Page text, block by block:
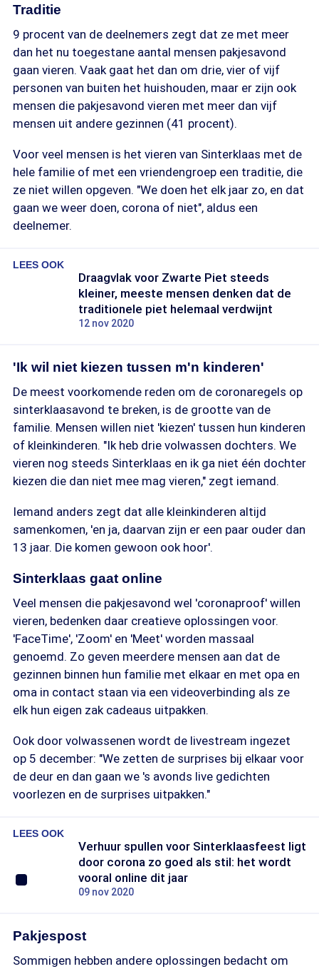
Traditie
9 procent van de deelnemers zegt dat ze met meer
dan het nu toegestane aantal mensen pakjesavond
gaan vieren. Vaak gaat het dan om drie, vier of vijf
personen van buiten het huishouden, maar er zijn ook
mensen die pakjesavond vieren met meer dan vijf
mensen uit andere gezinnen (41 procent).
Voor veel mensen is het vieren van Sinterklaas met de
hele familie of met een vriendengroep een traditie, die
ze niet willen opgeven. "We doen het elk jaar zo, en dat
gaan we weer doen, corona of niet", aldus een
deelnemer.
LEES OOK
Draagvlak voor Zwarte Piet steeds
kleiner, meeste mensen denken dat de
traditionele piet helemaal verdwijnt
12 nov 2020
'Ik wil niet kiezen tussen m'n kinderen'
De meest voorkomende reden om de coronaregels op
sinterklaasavond te breken, is de grootte van de
familie. Mensen willen niet 'kiezen' tussen hun kinderen
of kleinkinderen. "Ik heb drie volwassen dochters. We
vieren nog steeds Sinterklaas en ik ga niet één dochter
kiezen die dan niet mee mag vieren," zegt iemand.
Iemand anders zegt dat alle kleinkinderen altijd
samenkomen, 'en ja, daarvan zijn er een paar ouder dan
13 jaar. Die komen gewoon ook hoor'.
Sinterklaas gaat online
Veel mensen die pakjesavond wel 'coronaproof' willen
vieren, bedenken daar creatieve oplossingen voor.
'FaceTime', 'Zoom' en 'Meet' worden massaal
genoemd. Zo geven meerdere mensen aan dat de
gezinnen binnen hun familie met elkaar en met opa en
oma in contact staan via een videoverbinding als ze
elk hun eigen zak cadeaus uitpakken.
Ook door volwassenen wordt de livestream ingezet
op 5 december: "We zetten de surprises bij elkaar voor
de deur en dan gaan we 's avonds live gedichten
voorlezen en de surprises uitpakken."
LEES OOK
Verhuur spullen voor Sinterklaasfeest ligt
door corona zo goed als stil: het wordt
vooral online dit jaar
09 nov 2020
Pakjespost
Sommigen hebben andere oplossingen bedacht om